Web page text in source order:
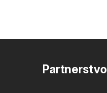
Partnerstvo